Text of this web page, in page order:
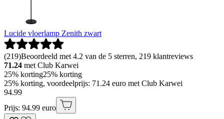
Lucide vloerlamp Zenith zwart
(219)Beoordeeld met 4.2 van de 5 sterren, 219 klantreviews
71.24 met Club Karwei
25% korting25% korting
25% korting, voordeelprijs: 71.24 euro met Club Karwei
94.99
Prijs: 94.99 euro